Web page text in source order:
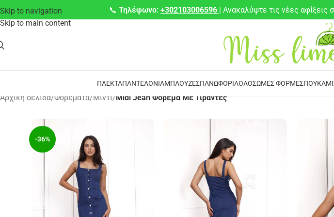
Skip to navigation
Skip to main content
📞 Τηλέφωνο: +302103006596 | Ανακαλύψτε τις νέες αφίξεις
ΠΛΕΚΤΆΠΑΝΤΕΛΌΝΙΑΜΠΛΟΎΖΕΣΠΑΝΩΦΌΡΙΑΟΛΌΣΩΜΕΣ ΦΌΡΜΕΣ
Αρχική σελίδα/Φορέματα/Μίντι/Midi Jean Φόρεμα Με Τιράντες
-36%